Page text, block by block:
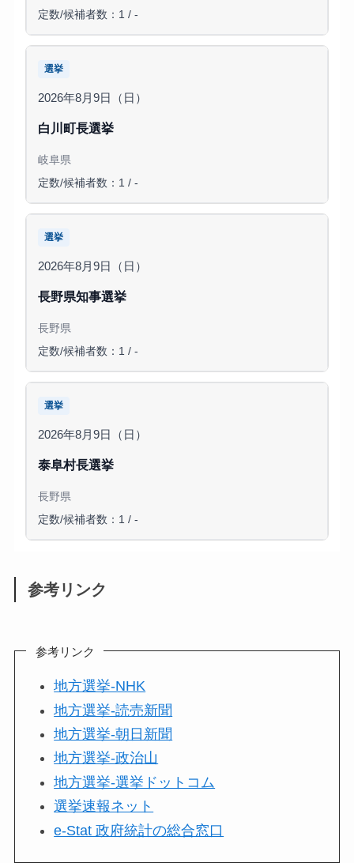
定数/候補者数：1 / -
選挙
2026年8月9日（日）
白川町長選挙
岐阜県
定数/候補者数：1 / -
選挙
2026年8月9日（日）
長野県知事選挙
長野県
定数/候補者数：1 / -
選挙
2026年8月9日（日）
泰阜村長選挙
長野県
定数/候補者数：1 / -
参考リンク
参考リンク
地方選挙-NHK
地方選挙-読売新聞
地方選挙-朝日新聞
地方選挙-政治山
地方選挙-選挙ドットコム
選挙速報ネット
e-Stat 政府統計の総合窓口